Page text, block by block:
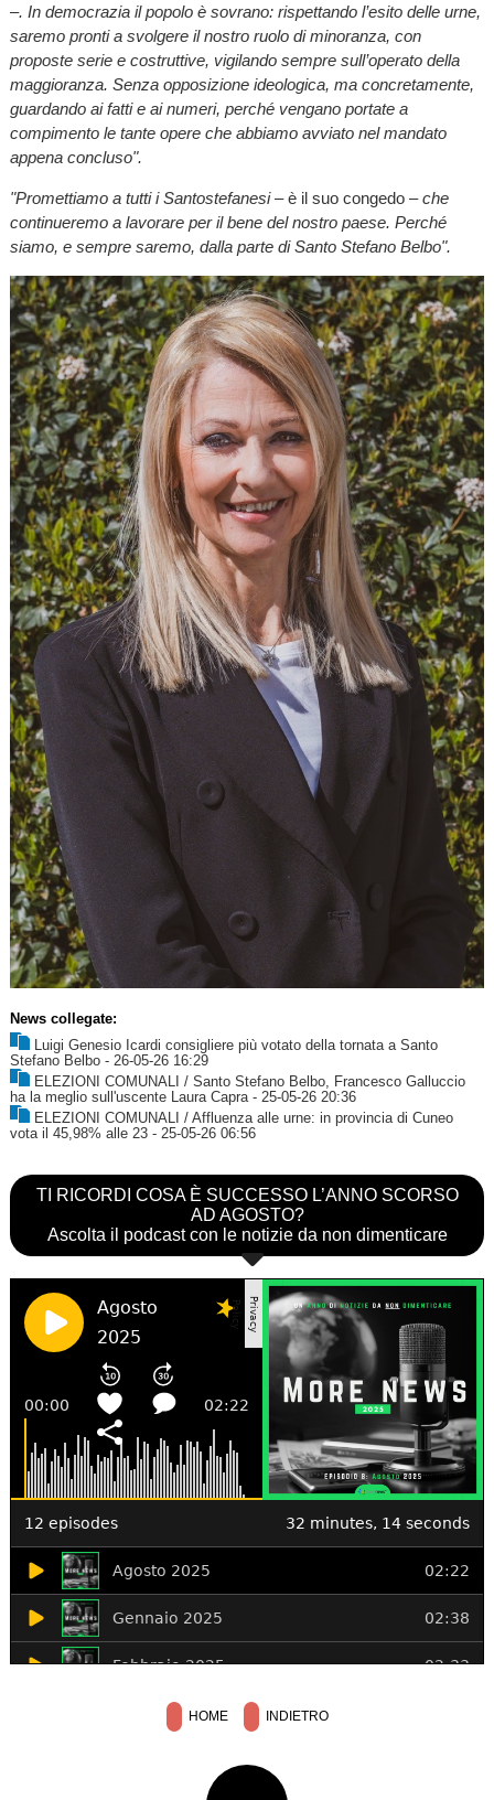
–. In democrazia il popolo è sovrano: rispettando l’esito delle urne,
saremo pronti a svolgere il nostro ruolo di minoranza, con
proposte serie e costruttive, vigilando sempre sull’operato della
maggioranza. Senza opposizione ideologica, ma concretamente,
guardando ai fatti e ai numeri, perché vengano portate a
compimento le tante opere che abbiamo avviato nel mandato
appena concluso".
"Promettiamo a tutti i Santostefanesi –è il suo congedo– che
continueremo a lavorare per il bene del nostro paese. Perché
siamo, e sempre saremo, dalla parte di Santo Stefano Belbo".
News collegate:
Luigi Genesio Icardi consigliere più votato della tornata a Santo
Stefano Belbo- 26-05-26 16:29
ELEZIONI COMUNALI / Santo Stefano Belbo, Francesco Galluccio
ha la meglio sull'uscente Laura Capra- 25-05-26 20:36
ELEZIONI COMUNALI / Affluenza alle urne: in provincia di Cuneo
vota il 45,98% alle 23- 25-05-26 06:56
TI RICORDI COSA È SUCCESSO L’ANNO SCORSO
AD AGOSTO?
Ascolta il podcast con le notizie da non dimenticare
HOME INDIETRO